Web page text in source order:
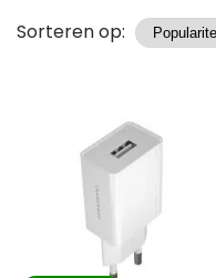
Producten
Sorteren op: